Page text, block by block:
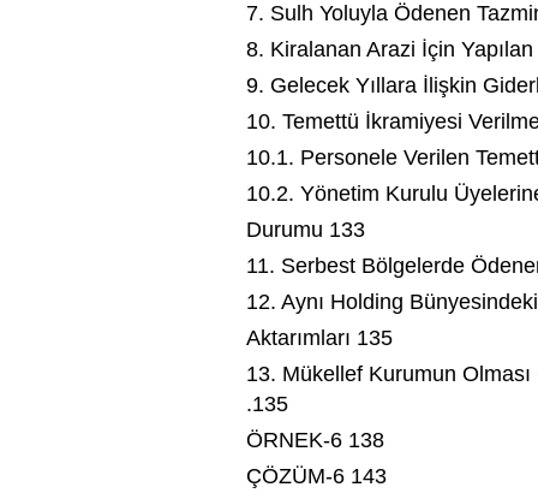
7. Sulh Yoluyla Ödenen
8. Kiralanan Arazi İçin
9. Gelecek Yıllara İlişkin
10. Temettü İkramiyesi
10.1. Personele Verilen
10.2. Yönetim Kurulu
Durumu 133
11. Serbest Bölgelerde
12. Aynı Holding
Aktarımları 135
13. Mükellef Kurumun
.135
ÖRNEK-6 138
ÇÖZÜM-6 143